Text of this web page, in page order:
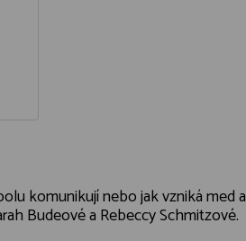
komunikují nebo jak vzniká med a
Budeové a Rebeccy Schmitzové.